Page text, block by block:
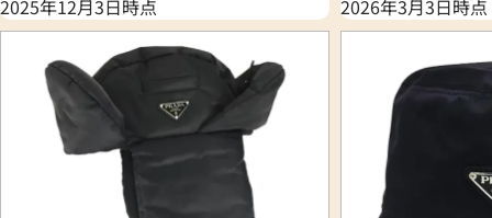
2025年12月3日時点 2026年3月3日時点